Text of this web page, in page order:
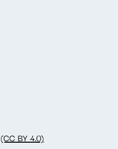
(CC BY 4.0)